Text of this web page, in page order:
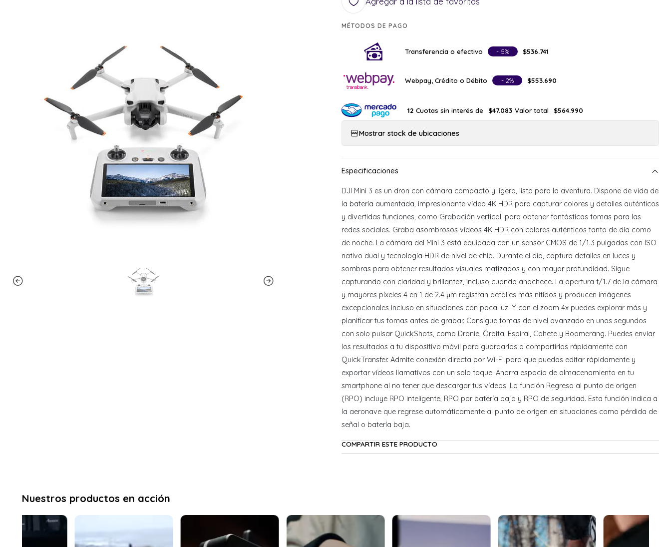
MÉTODOS DE PAGO
Transferencia o efectivo - 5% $536.741
Webpay, Crédito o Débito - 2% $553.690
12 Cuotas sin interés de $47.083 Valor total $564.990
Mostrar stock de ubicaciones
DJI Mini 3 es un dron con cámara compacto y ligero, listo para la aventura. Dispone de vida de
la batería aumentada, impresionante vídeo 4K HDR para capturar colores y detalles auténticos
y divertidas funciones, como Grabación vertical, para obtener fantásticas tomas para las
redes sociales. Graba asombrosos vídeos 4K HDR con colores auténticos tanto de día como
de noche. La cámara del Mini 3 está equipada con un sensor CMOS de 1/1.3 pulgadas con ISO
nativo dual y tecnología HDR de nivel de chip. Durante el día, captura detalles en luces y
sombras para obtener resultados visuales matizados y con mayor profundidad. Sigue
capturando con claridad y brillantez, incluso cuando anochece. La apertura f/1.7 de la cámara
y mayores píxeles 4 en 1 de 2.4 μm registran detalles más nítidos y producen imágenes
excepcionales incluso en situaciones con poca luz. Y con el zoom 4x puedes explorar más y
planificar tus tomas antes de grabar. Consigue tomas de nivel avanzado en unos segundos
con solo pulsar QuickShots, como Dronie, Órbita, Espiral, Cohete y Boomerang. Puedes enviar
los resultados a tu dispositivo móvil para guardarlos o compartirlos rápidamente con
QuickTransfer. Admite conexión directa por Wi-Fi para que puedas editar rápidamente y
exportar vídeos llamativos con un solo toque. Ahorra espacio de almacenamiento en tu
smartphone al no tener que descargar tus vídeos. La función Regreso al punto de origen
(RPO) incluye RPO inteligente, RPO por batería baja y RPO de seguridad. Esta función indica a
la aeronave que regrese automáticamente al punto de origen en situaciones como pérdida de
señal o batería baja.
COMPARTIR ESTE PRODUCTO